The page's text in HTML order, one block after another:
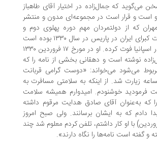
که جمال‌زاده در اختیار آقای طاهباز
و قرار است در مجموعه‌ای مدون و منتشر
از دولتمردان مهم دوره پهلوی دوم و
مشاور فرهنگی سفارت کبرای ایران در پاریس در سال ۱۳۳۰ بوده است
و در سال ۱۳۴۰ هم در اسپانیا فوت کرده. او در مورخ ۱۷ فروردین ۱۳۳۰
است و دهقانی بخشی از نامه را که
می‌خواند: «دوست گرامی قربانت
شد. از اینکه به سلامتی مسافرت به
خوشنودم. امیدوارم همیشه سلامت
آقای صادق هدایت مرقوم داشته
که به ایشان برسانند. ولی صبح امروز
۱۷ فروردین) با او کار داشتم، تلفن کردم معلوم شد چند
است نامه‌ها را نگاه دارند».